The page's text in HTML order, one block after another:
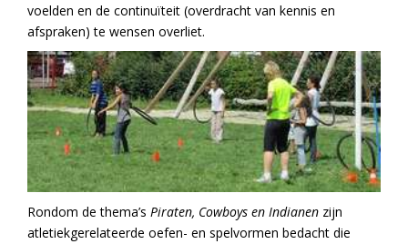
voelden en de continuïteit (overdracht van kennis en
afspraken) te wensen overliet.
Rondom de thema’s Piraten, Cowboys en Indianen zijn
atletiekgerelateerde oefen- en spelvormen bedacht die